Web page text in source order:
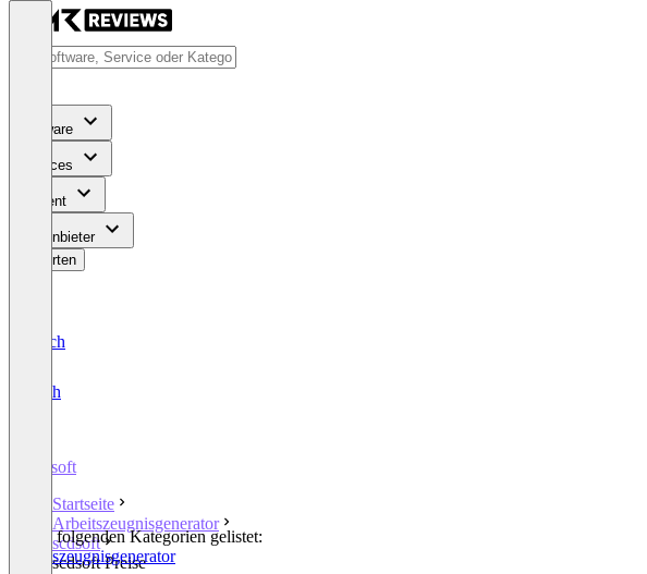
Software
Services
Content
Für Anbieter
Bewerten
Deutsch
English
scdsoft
Startseite
Arbeitszeugnisgenerator
scdsoft
scdsoft Preise
In den folgenden Kategorien gelistet:
Arbeitszeugnisgenerator